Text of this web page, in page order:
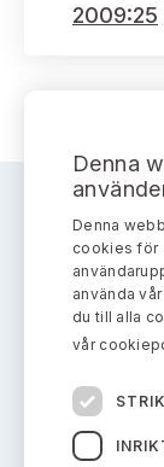
Huvudmän
Avgifter2009:25
Address:
Om innehållet
Denna
Denna
cookies för
använda
du till alla
vår